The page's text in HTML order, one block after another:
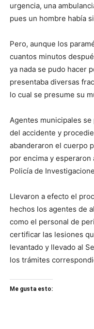
urgencia, una
pues un hombre había
Pero, aunque los
cuantos minutos
ya nada se pudo hacer
presentaba diversas
lo cual se presume su
Agentes municipales
del accidente y
abanderaron el cuerpo
por encima y esperaron
Policía de
Llevaron a efecto el
hechos los agentes de
como el personal de
certificar las lesiones
levantado y llevado al
los trámites
Me gusta esto: